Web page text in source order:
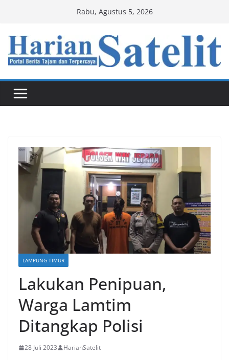
content
Rabu, Agustus 5, 2026
LAMPUNG TIMUR
Lakukan Penipuan,
Warga Lamtim
Ditangkap Polisi
28 Juli 2023 HarianSatelit